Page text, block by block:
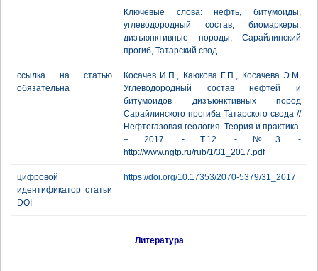
Ключевые слова: нефть, битумоиды,
углеводородный состав, биомаркеры,
дизъюнктивные породы, Сарайлинский
прогиб, Татарский свод.
ссылка на статью
обязательна
Косачев И.П., Каюкова Г.П., Косачева Э.М.
Углеводородный состав нефтей и
битумоидов дизъюнктивных пород
Сарайлинского прогиба Татарского свода //
Нефтегазовая геология. Теория и практика.
– 2017. - Т.12. - №3. -
http://www.ngtp.ru/rub/1/31_2017.pdf
цифровой
идентификатор статьи
DOI
https://doi.org/10.17353/2070-5379/31_2017
Литература